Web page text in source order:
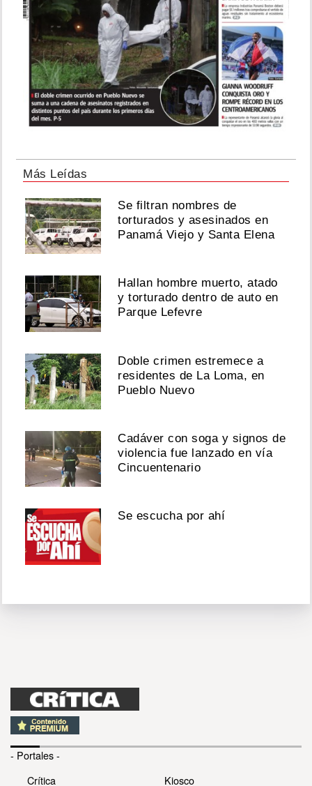
Más Leídas
Se filtran nombres de
torturados y asesinados en
Panamá Viejo y Santa Elena
Hallan hombre muerto, atado
y torturado dentro de auto en
Parque Lefevre
Doble crimen estremece a
residentes de La Loma, en
Pueblo Nuevo
Cadáver con soga y signos de
violencia fue lanzado en vía
Cincuentenario
Se escucha por ahí
- Portales -
Crítica
Kiosco